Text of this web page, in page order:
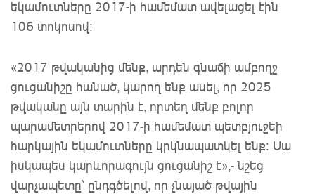
եկամուտները 2017-ի համեմատ ավելացել էին
106 տոկոսով:
«2017 թվականից մենք, արդեն գնաճի ամբողջ
ցուցանիշը հանած, կարող ենք ասել, որ 2025
թվականը այն տարին է, որտեղ մենք բոլոր
պարամետրերով 2017-ի համեմատ պետբյուջեի
հարկային եկամուտները կրկնապատկել ենք: Սա
իսկապես կարևորագույն ցուցանիշ է»,- նշեց
վարչապետը՝ ընդգծելով, որ չնայած թվային